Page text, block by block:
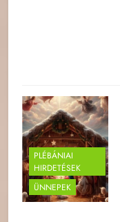
PLÉBÁNIAI
HIRDETÉSEK
ÜNNEPEK